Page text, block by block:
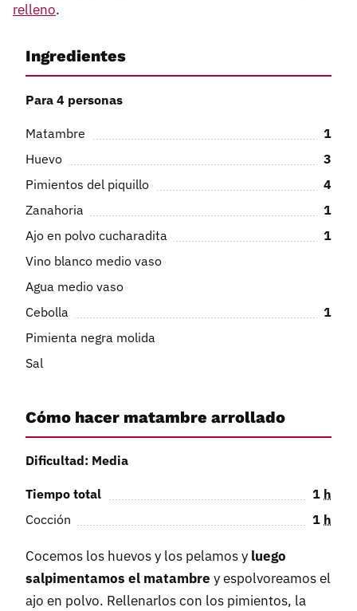
relleno.
Ingredientes
Para 4 personas
Matambre
1
Huevo
3
Pimientos del piquillo
4
Zanahoria
1
Ajo en polvo cucharadita
1
Vino blanco medio vaso
Agua medio vaso
Cebolla
1
Pimienta negra molida
Sal
Cómo hacer matambre arrollado
Dificultad: Media
Tiempo total 1 h
Cocción
1 h
Cocemos los huevos y los pelamos y luego
salpimentamos el matambre y espolvoreamos el
ajo en polvo. Rellenarlos con los pimientos, la